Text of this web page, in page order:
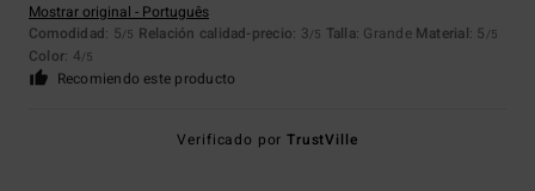
Mostrar original - Português
Comodidad: 5/5 Relación calidad-precio: 3/5 Talla: Grande Material: 5 /5
Color: 4/5
Recomiendo este producto
Verificado porTrustVille